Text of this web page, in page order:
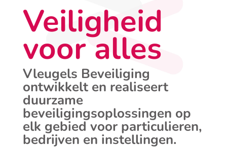
Veiligheid
voor alles
Vleugels Beveiliging
ontwikkelt en realiseert
duurzame
beveiligingsoplossingen op
elk gebied voor particulieren,
bedrijven en instellingen.